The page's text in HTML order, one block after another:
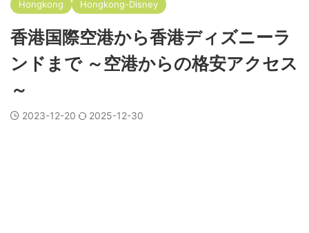
Hongkong Hongkong-Disney
香港国際空港から香港ディズニーラ
ンドまで ～空港からの格安アクセス
～
2023-12-20 2025-12-30